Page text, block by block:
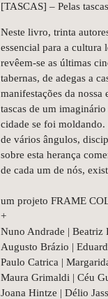
[TASCAS] – Pelas
Neste livro, trinta
essencial para a cultura
revêem-se as últimas
tabernas, de adegas a
manifestações da nossa
tascas de um
cidade se foi moldando.
de vários ângulos,
sobre esta herança
de cada um de nós,
um projeto FRAME
+
Nuno Andrade | Beatriz
Augusto Brázio |
Paulo Catrica |
Maura Grimaldi | Céu
Joana Hintze | Délio